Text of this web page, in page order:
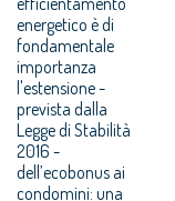
energetico è di
fondamentale
importanza
l'estensione -
prevista dalla
Legge di Stabilità
2016 -
dell’ecobonus ai
condomini: una